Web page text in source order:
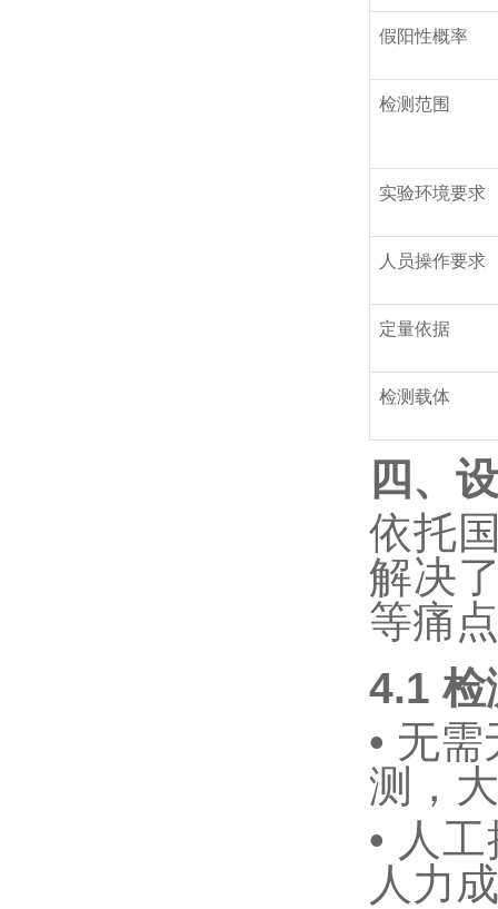
假阳性概率
检测范围
实验环境要求
人员操作要求
定量依据
检测载体
四、
依托
解决
等痛
4.1 检
• 无需
测，
• 人
人力